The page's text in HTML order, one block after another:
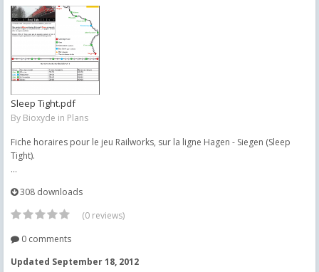
Sleep Tight.pdf
By Bioxyde in Plans
Fiche horaires pour le jeu Railworks, sur la ligne Hagen - Siegen (Sleep
Tight).
...
308 downloads
(0 reviews)
0 comments
Updated September 18, 2012